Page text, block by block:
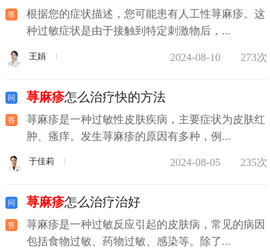
根据您的症状描述，您可能患有人工性荨麻疹。这
种过敏症状是由于接触到特定刺激物后，...
王娟 2024-08-10 273次
荨麻疹怎么治疗快的方法
荨麻疹是一种过敏性皮肤疾病，主要症状为皮肤红
肿、瘙痒。发生荨麻疹的原因有多种，例...
于佳莉 2024-08-05 235次
荨麻疹怎么治疗治好
荨麻疹是一种过敏反应引起的皮肤病，常见的病因
包括食物过敏、药物过敏、感染等。除了...